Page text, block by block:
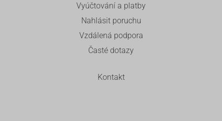
Vyúčtování a platby
Nahlásit poruchu
Vzdálená podpora
Časté dotazy
Kontakt